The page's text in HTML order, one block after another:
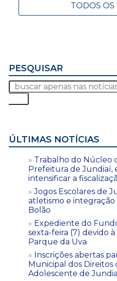
TODOS OS
PESQUISAR
ÚLTIMAS NOTÍCIAS
Trabalho do Núcleo
Prefeitura de Jundiaí,
intensificar a
Jogos Escolares de
atletismo e integração
Bolão
Expediente do
sexta-feira (7) devido
Parque da Uva
Inscrições abertas
Municipal dos Direitos
Adolescente de